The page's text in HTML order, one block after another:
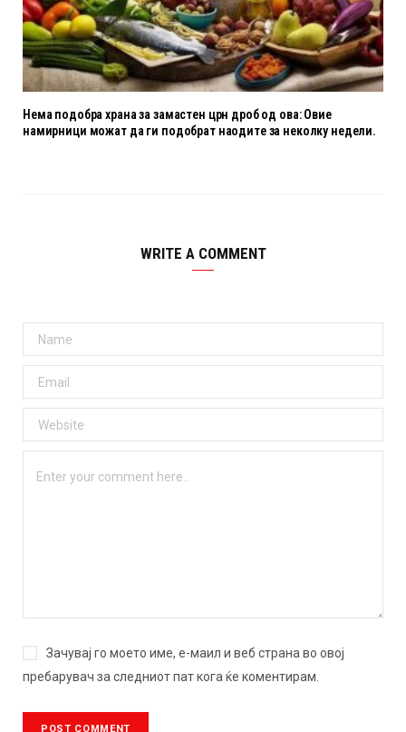
Нема подобра храна за замастен црн дроб од ова: Овие
намирници можат да ги подобрат наодите за неколку недели.
WRITE A COMMENT
Зачувај го моето име, е-маил и веб страна во овој
пребарувач за следниот пат кога ќе коментирам.